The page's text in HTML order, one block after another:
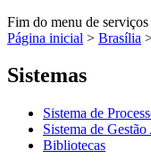
Fim do menu de serviços
Página inicial > Brasília
Sistemas
Sistema de
Sistema de
Bibliotecas